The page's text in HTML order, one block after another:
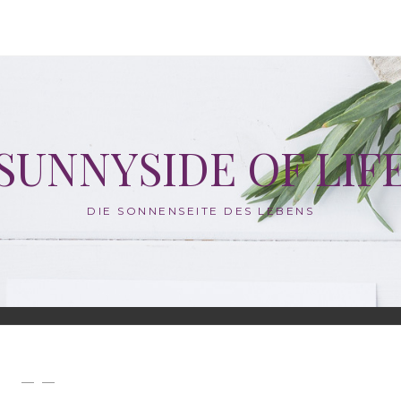
OF
DIE SONNENSEITE DES LEBENS
— —